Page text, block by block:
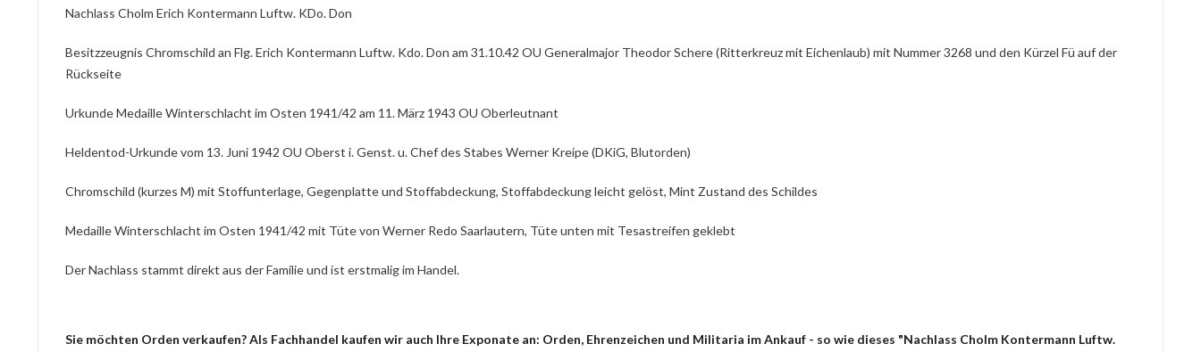
Nachlass Cholm Erich Kontermann Luftw. KDo. Don
Besitzzeugnis Chromschild an Flg. Erich Kontermann Luftw. Kdo. Don am 31.10.42 OU Generalmajor Theodor Schere (Ritterkreuz mit Eichenlaub) mit Nummer 3268 und den Kürzel Fü auf der
Rückseite
Urkunde Medaille Winterschlacht im Osten 1941/42 am 11. März 1943 OU Oberleutnant
Heldentod-Urkunde vom 13. Juni 1942 OU Oberst i. Genst. u. Chef des Stabes Werner Kreipe (DKiG, Blutorden)
Chromschild (kurzes M) mit Stoffunterlage, Gegenplatte und Stoffabdeckung, Stoffabdeckung leicht gelöst, Mint Zustand des Schildes
Medaille Winterschlacht im Osten 1941/42 mit Tüte von Werner Redo Saarlautern, Tüte unten mit Tesastreifen geklebt
Der Nachlass stammt direkt aus der Familie und ist erstmalig im Handel.
Sie möchten Orden verkaufen? Als Fachhandel kaufen wir auch Ihre Exponate an: Orden, Ehrenzeichen und Militaria im Ankauf - so wie dieses "Nachlass Cholm Kontermann Luftw.